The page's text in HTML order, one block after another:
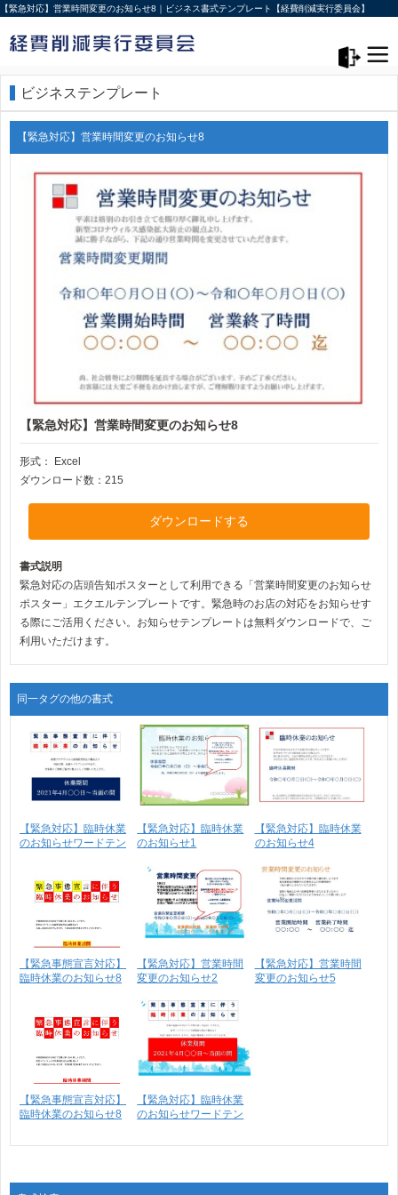
【緊急対応】営業時間変更のお知らせ8｜ビジネス書式テンプレート【経費削減実行委員会】
ビジネステンプレート
【緊急対応】営業時間変更のお知らせ8
【緊急対応】営業時間変更のお知らせ8
形式：
Excel
ダウンロード数：215
ダウンロードする
書式説明
緊急対応の店頭告知ポスターとして利用できる「営業時間変更のお知らせ
ポスター」エクエルテンプレートです。緊急時のお店の対応をお知らせす
る際にご活用ください。お知らせテンプレートは無料ダウンロードで、ご
利用いただけます。
同一タグの他の書式
【緊急対応】臨時休業
のお知らせワードテン
【緊急対応】臨時休業
のお知らせ1
【緊急対応】臨時休業
のお知らせ4
【緊急事態宣言対応】
臨時休業のお知らせ8
【緊急対応】営業時間
変更のお知らせ2
【緊急対応】営業時間
変更のお知らせ5
【緊急事態宣言対応】
臨時休業のお知らせ8
【緊急対応】臨時休業
のお知らせワードテン